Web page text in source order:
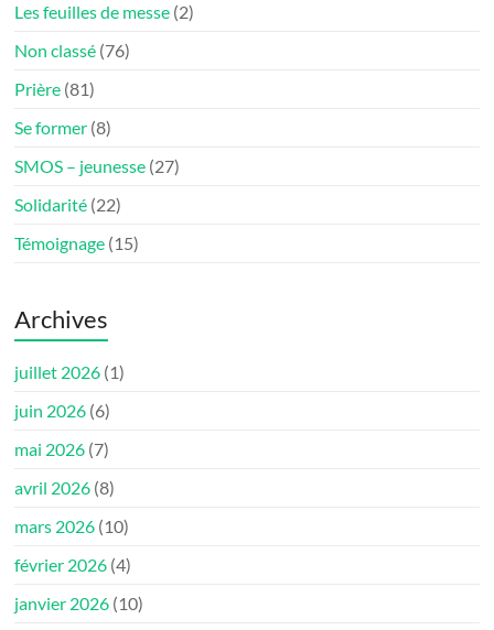
Les feuilles de messe (2)
Non classé (76)
Prière (81)
Se former (8)
SMOS – jeunesse (27)
Solidarité (22)
Témoignage (15)
Archives
juillet 2026 (1)
juin 2026 (6)
mai 2026 (7)
avril 2026 (8)
mars 2026 (10)
février 2026 (4)
janvier 2026 (10)